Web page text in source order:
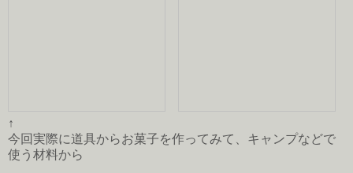
↑
今回実際に道具からお菓子を作ってみて、キャンプなどで
使う材料から